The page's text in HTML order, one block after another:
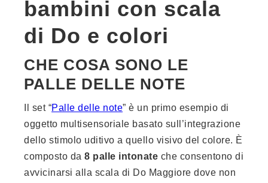
bambini con scala
di Do e colori
CHE COSA SONO LE
PALLE DELLE NOTE
Il set “Palle delle note” è un primo esempio di
oggetto multisensoriale basato sull’integrazione
dello stimolo uditivo a quello visivo del colore. È
composto da 8 palle intonate che consentono di
avvicinarsi alla scala di Do Maggiore dove non